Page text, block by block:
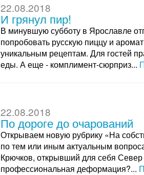
22.08.2018
И грянул пир!
В минувшую субботу в Ярославле
попробовать русскую пиццу и
уникальным рецептам. Для гостей
еды. А еще - комплимент-сюрприз...
22.08.2018
По дороге до очарований
Открываем новую рубрику «На
по тем или иным актуальным
Крючков, открывший для себя Север
профессиональная деформация?...